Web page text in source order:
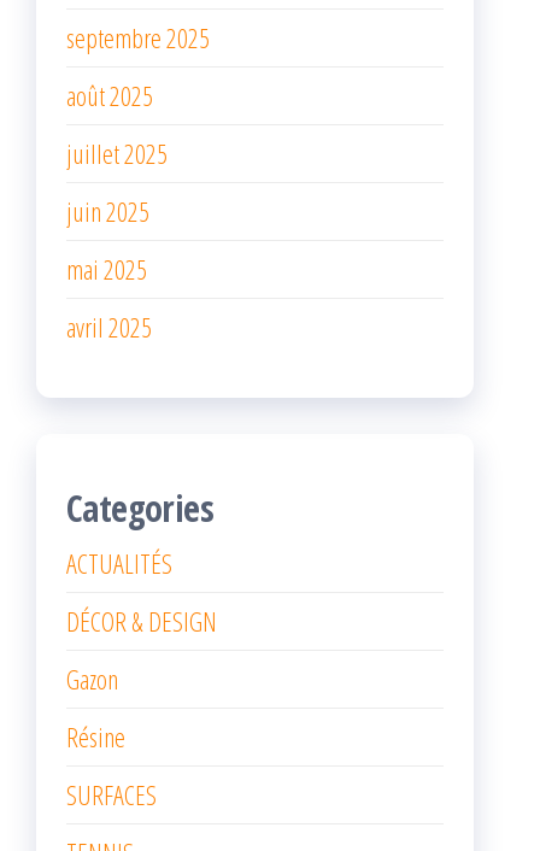
septembre 2025
août 2025
juillet 2025
juin 2025
mai 2025
avril 2025
Categories
ACTUALITÉS
DÉCOR & DESIGN
Gazon
Résine
SURFACES